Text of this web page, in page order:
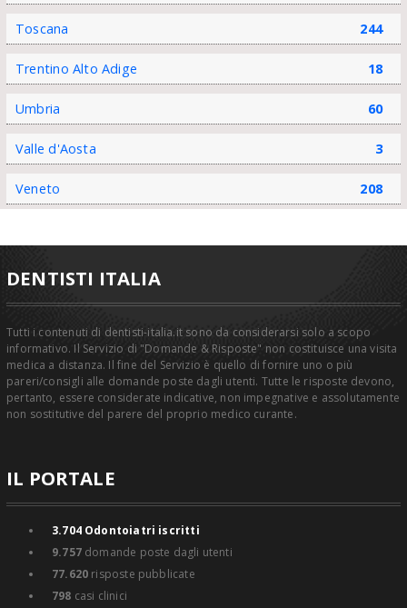
Toscana 244
Trentino Alto Adige 18
Umbria 60
Valle d'Aosta 3
Veneto 208
DENTISTI ITALIA
Tutti i contenuti di dentisti-italia.it sono da considerarsi solo a scopo
informativo. Il Servizio di "Domande & Risposte" non costituisce una visita
medica a distanza. Il fine del Servizio è quello di fornire uno o più
pareri/consigli alle domande poste dagli utenti. Tutte le risposte devono,
pertanto, essere considerate indicative, non impegnative e assolutamente
non sostitutive del parere del proprio medico curante.
IL PORTALE
3.704Odontoiatri iscritti
9.757domande poste dagli utenti
77.620 risposte pubblicate
798 casi clinici